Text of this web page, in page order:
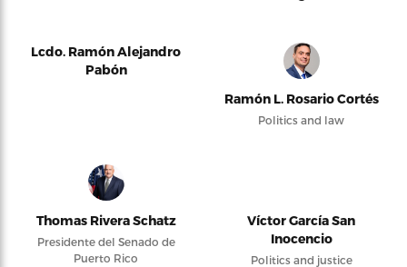
Lcdo. Ramón Alejandro
Pabón
Ramón L. Rosario Cortés
Politics and law
Thomas Rivera Schatz
Presidente del Senado de
Puerto Rico
Víctor García San
Inocencio
Politics and justice